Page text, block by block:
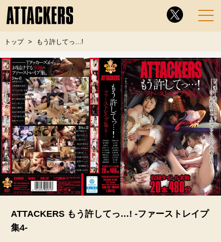
トップ もう許してっ…!
ATTACKERS もう許してっ…! -ファーストレイプ
集4-